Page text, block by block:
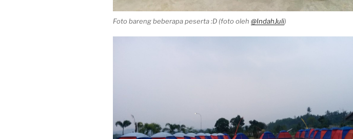
Foto bareng beberapa peserta :D (foto oleh @IndahJuli)